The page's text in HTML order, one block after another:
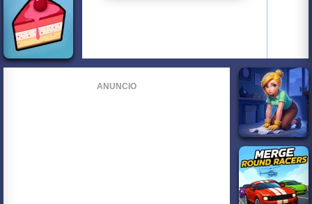
ANUNCIO